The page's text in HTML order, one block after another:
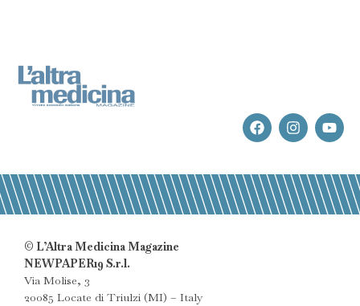
© L’Altra Medicina Magazine
NEWPAPER19 S.r.l.
Via Molise, 3
20085 Locate di Triulzi (MI) – Italy